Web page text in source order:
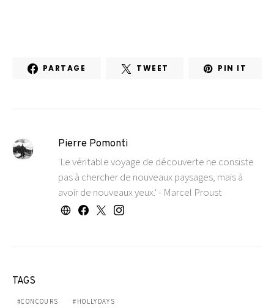
PARTAGE TWEET PIN IT
Pierre Pomonti
'Le véritable voyage de découverte ne consiste
pas à chercher de nouveaux paysages, mais à
avoir de nouveaux yeux.' - Marcel Proust
TAGS
CONCOURS HOLLYDAYS